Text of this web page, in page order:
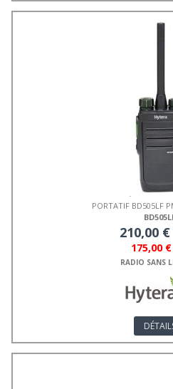
PORTATIF BD505LF
210,00
175,00
RADIO SANS